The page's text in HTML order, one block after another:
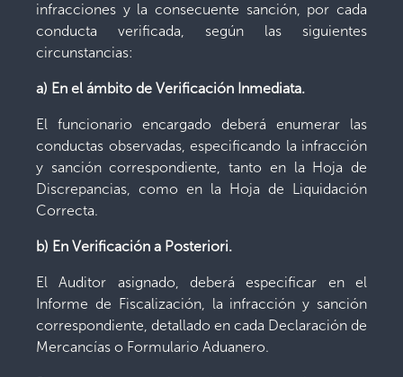
infracciones y la consecuente sanción, por cada
conducta verificada, según las siguientes
circunstancias:
a) En el ámbito de Verificación Inmediata.
El funcionario encargado deberá enumerar las
conductas observadas, especificando la infracción
y sanción correspondiente, tanto en la Hoja de
Discrepancias, como en la Hoja de Liquidación
Correcta.
b) En Verificación a Posteriori.
El Auditor asignado, deberá especificar en el
Informe de Fiscalización, la infracción y sanción
correspondiente, detallado en cada Declaración de
Mercancías o Formulario Aduanero.